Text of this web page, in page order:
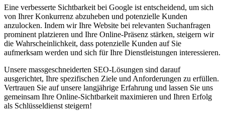
Eine verbesserte Sichtbarkeit bei Google ist entscheidend, um sich
von Ihrer Konkurrenz abzuheben und potenzielle Kunden
anzulocken. Indem wir Ihre Website bei relevanten Suchanfragen
prominent platzieren und Ihre Online-Präsenz stärken, steigern wir
die Wahrscheinlichkeit, dass potenzielle Kunden auf Sie
aufmerksam werden und sich für Ihre Dienstleistungen interessieren.
Unsere massgeschneiderten SEO-Lösungen sind darauf
ausgerichtet, Ihre spezifischen Ziele und Anforderungen zu erfüllen.
Vertrauen Sie auf unsere langjährige Erfahrung und lassen Sie uns
gemeinsam Ihre Online-Sichtbarkeit maximieren und Ihren Erfolg
als Schlüsseldienst steigern!